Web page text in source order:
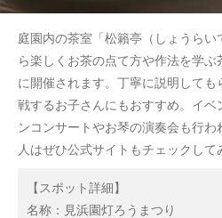
庭園内の茶室「松籟亭（しょうら
ら楽しくお茶の点て方や作法を学ぶ
に開催されます。丁寧に説明して
戦するお子さんにもおすすめ。イベ
ンコンサートやお琴の演奏会も行
人はぜひ公式サイトもチェックして
【スポット詳細】
名称：見浜園灯ろうまつり